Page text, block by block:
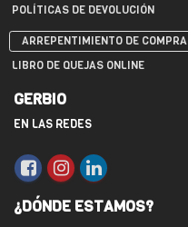
POLÍTICAS DE DEVOLUCIÓN
ARREPENTIMIENTO DE COMPRA
LIBRO DE QUEJAS ONLINE
GERBIO
EN LAS REDES
¿DÓNDE ESTAMOS?